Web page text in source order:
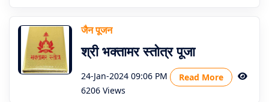
जैन पूजन
श्री भक्तामर स्तोत्र पूजा
24-Jan-2024 09:06 PM
Read More
6206 Views